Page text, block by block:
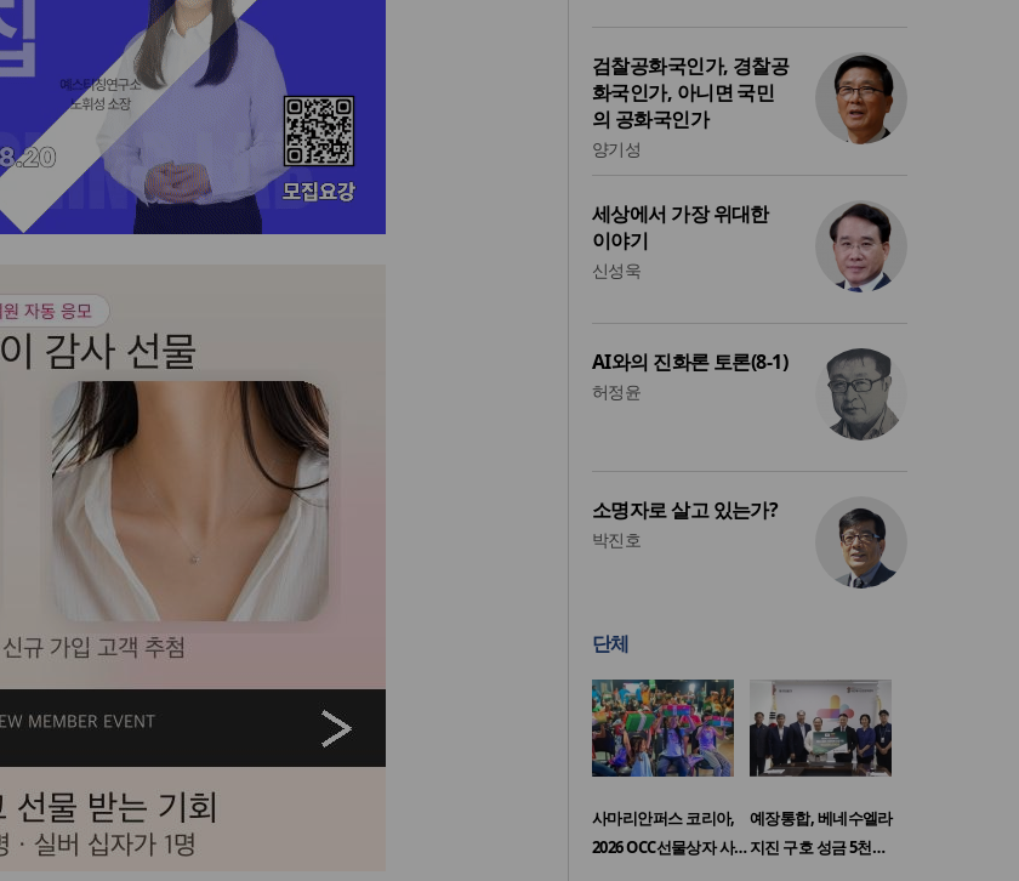
검찰공화국인가, 경찰공
화국인가, 아니면 국민
의 공화국인가
양기성
세상에서 가장 위대한
이야기
신성욱
AI와의 진화론 토론(8-1)
허정윤
소명자로 살고 있는가?
박진호
단체
사마리안퍼스 코리아,
2026 OCC선물상자 사…
예장통합, 베네수엘라
지진 구호 성금 5천…